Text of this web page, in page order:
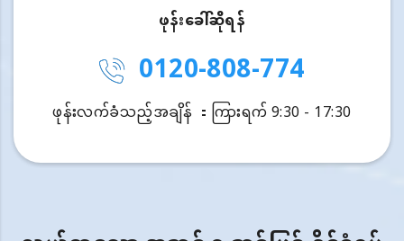
ဖုန်းခေါ်ဆိုရန်
0120-808-774
ဖုန်းလက်ခံသည့်အချိန် ：ကြားရက် 9:30 - 17:30